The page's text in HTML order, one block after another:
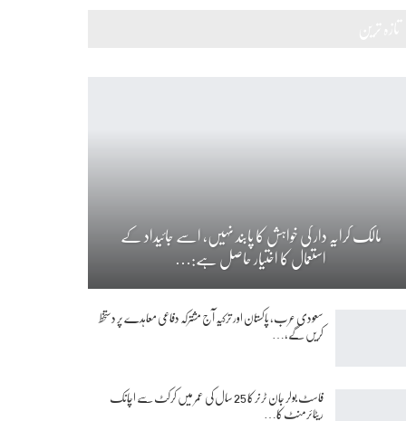
مالک کرایہ دار کی خواہش کا پابند نہیں، اسے جائیداد کے
استعمال کا اختیار حاصل ہے:…
سعودی عرب، پاکستان اور ترکیہ آج مشترکہ دفاعی معاہدے پر دستخط
کریں گے،…
فاسٹ بولر جان ٹرنر کا 25 سال کی عمر میں کرکٹ سے اچانک
ریٹائرمنٹ کا…